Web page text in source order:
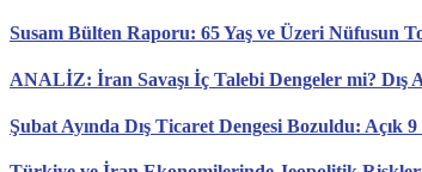
Susam Bülten Raporu: 65 Yaş ve Üzeri Nüfusun
ANALİZ: İran Savaşı İç Talebi Dengeler mi? Dış
Şubat Ayında Dış Ticaret Dengesi Bozuldu: Açık